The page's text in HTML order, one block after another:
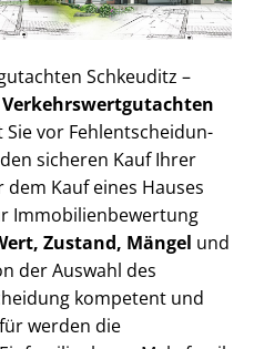
Schkeuditz –
Ver­kehrs­wert­gut­ach­ten
Sie vor Fehl­ent­schei­dun­
sicheren Kauf Ihrer
Kauf eines Hauses
Im­mo­bi­li­en­be­wer­tung
Zustand, Mängel und
der Auswahl des
kompetent und
werden die